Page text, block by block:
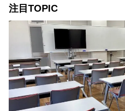
注目TOPIC